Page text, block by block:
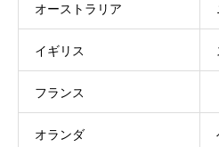
オーストラリア
イギリス
フランス
オランダ